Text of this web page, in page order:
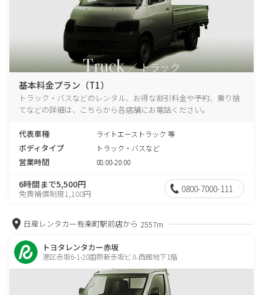
基本料金プラン（T1）
トラック・バスなどのレンタル、お得な割引料金や予約、乗り捨
てなどの詳細は、こちらから各店舗にお電話ください。
代表車種 ライトエーストラック 等
ボディタイプ トラック・バスなど
営業時間 08:00-20:00
6時間まで5,500円
免責補償制度1,100円 0800-7000-111
日産レンタカー有楽町駅前店から 2557m
トヨタレンタカー赤坂
港区赤坂6-1-20国際新赤坂ビル西館地下1階